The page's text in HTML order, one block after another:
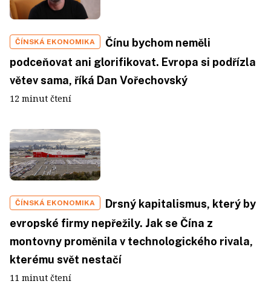
ČÍNSKÁ EKONOMIKA
Čínu bychom neměli
podceňovat ani glorifikovat. Evropa si podřízla
větev sama, říká Dan Vořechovský
12 minut čtení
ČÍNSKÁ EKONOMIKA
Drsný kapitalismus, který by
evropské firmy nepřežily. Jak se Čína z
montovny proměnila v technologického rivala,
kterému svět nestačí
11 minut čtení